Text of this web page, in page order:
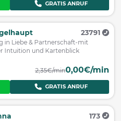
GRATIS ANRUF
23791
in Liebe & Partnerschaft-mit
Intuition und Kartenblick
2,35€/min0,00€/min
GRATIS ANRUF
173